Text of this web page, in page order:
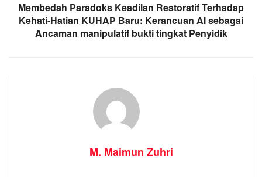
Membedah Paradoks Keadilan Restoratif Terhadap
Kehati-Hatian KUHAP Baru: Kerancuan AI sebagai
Ancaman manipulatif bukti tingkat Penyidik
M. Maimun Zuhri